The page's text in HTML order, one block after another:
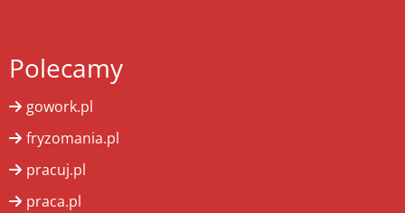
Polecamy
gowork.pl
fryzomania.pl
pracuj.pl
praca.pl